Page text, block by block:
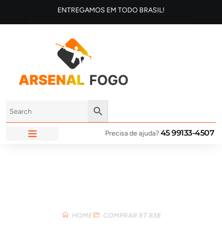
ENTREGAMOS EM TODO BRASIL!
Precisa de ajuda?45 99133-4507
HOME COMPRAR RT 838